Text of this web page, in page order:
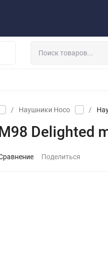
/ Наушники Hoco /
Delighted
Поделиться